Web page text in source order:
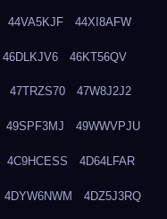
44VA5KJF 44XI8AFW
46DLKJV6 46KT56QV
47TRZS70 47W8J2J2
49SPF3MJ 49WWVPJU
4C9HCESS 4D64LFAR
4DYW6NWM 4DZ5J3RQ